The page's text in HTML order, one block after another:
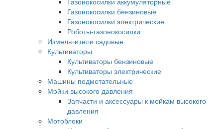
Газонокосилки бензиновые
Газонокосилки электрические
Роботы-газонокосилки
Измельчители садовые
Культиваторы
Культиваторы бензиновые
Культиваторы электрические
Машины подметательные
Мойки высокого давления
Запчасти и аксессуары к мойкам высокого
давления
Мотоблоки